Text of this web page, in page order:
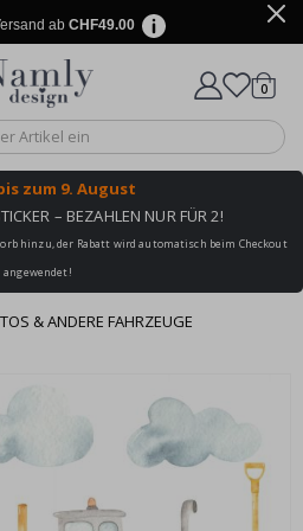
ab CHF49.00
1025 Bewertungen
Wagen
0
zum 9. August
– BEZAHLEN NUR FÜR 2!
hinzu, der Rabatt wird automatisch beim Checkout
angewendet!
& ANDERE FAHRZEUGE
Zur Kasse